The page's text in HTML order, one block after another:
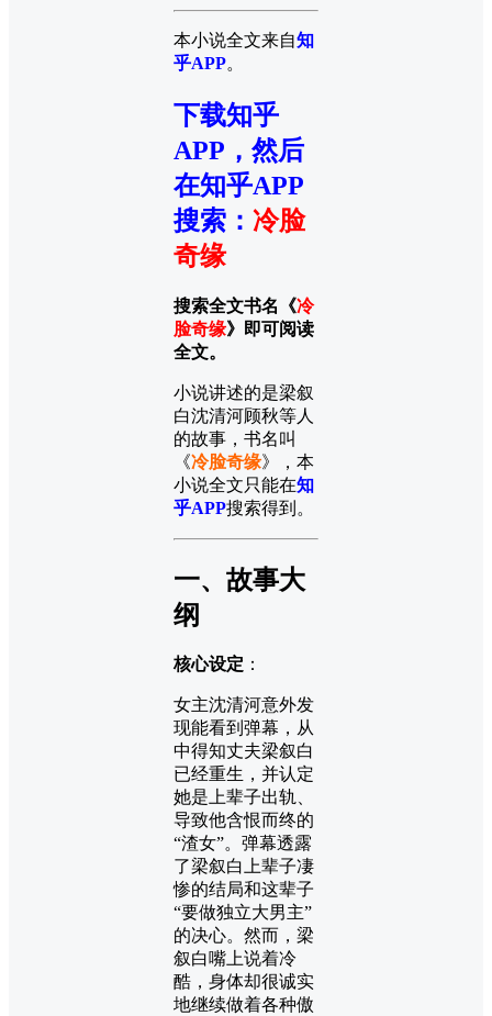
本小说全文来自知
乎APP。
下载知乎
APP，然后
在知乎APP
搜索 ： 冷脸
奇缘
搜索全文书名《冷
脸奇缘》即可阅读
全文。
小说讲述的是梁叙
白沈清河顾秋等人
的故事，书名叫
《冷脸奇缘》，本
小说全文只能在知
乎APP搜索得到。
一、故事大
纲
核心设定 ：
女主沈清河意外发
现能看到弹幕，从
中得知丈夫梁叙白
已经重生，并认定
她是上辈子出轨、
导致他含恨而终的
“渣女”。弹幕透露
了梁叙白上辈子凄
惨的结局和这辈子
“要做独立大男主”
的决心。然而，梁
叙白嘴上说着冷
酷，身体却很诚实
地继续做着各种傲